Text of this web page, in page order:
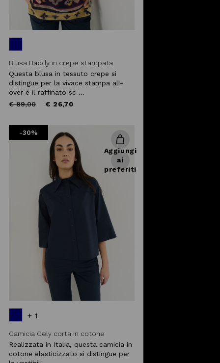
Blusa Baddy in crepe stampata
Questa blusa in tessuto crepe si
distingue per la vivace stampa all-
over e il raffinato sc ...
Price
€ 89,00to € 26,70
-30%
Aggiungi
ai
preferiti
+ 1
Camicia Cely corta in cotone
Realizzata in Italia, questa camicia in
cotone elasticizzato si distingue per